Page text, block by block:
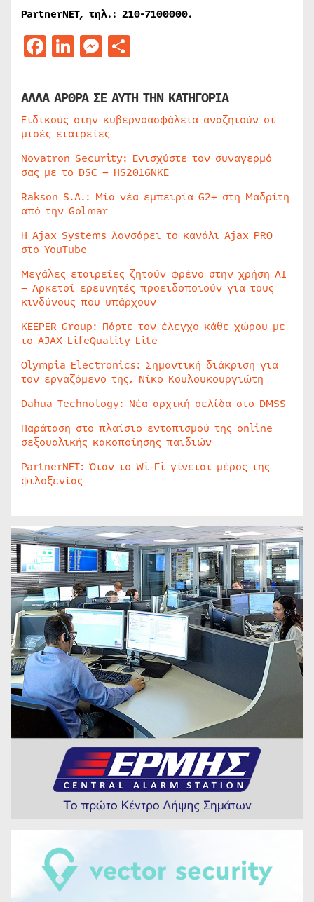
PartnerNET, τηλ.: 210-7100000.
Facebook
LinkedIn
Messenger
ΑΛΛΑ ΑΡΘΡΑ ΣΕ ΑΥΤΗ ΤΗΝ ΚΑΤΗΓΟΡΙΑ
Ειδικούς στην κυβερνοασφάλεια αναζητούν οι
μισές εταιρείες
Novatron Security: Ενισχύστε τον συναγερμό
σας με το DSC – HS2016NKE
Rakson S.A.: Μία νέα εμπειρία G2+ στη Μαδρίτη
από την Golmar
Η Ajax Systems λανσάρει το κανάλι Ajax PRO
στο YouTube
Μεγάλες εταιρείες ζητούν φρένο στην χρήση AI
– Αρκετοί ερευνητές προειδοποιούν για τους
κινδύνους που υπάρχουν
KEEPER Group: Πάρτε τον έλεγχο κάθε χώρου με
το AJAX LifeQuality Lite
Olympia Electronics: Σημαντική διάκριση για
τον εργαζόμενο της, Νίκο Κουλουκουργιώτη
Dahua Technology: Νέα αρχική σελίδα στο DMSS
Παράταση στο πλαίσιο εντοπισμού της online
σεξουαλικής κακοποίησης παιδιών
PartnerNET: Όταν το Wi-Fi γίνεται μέρος της
φιλοξενίας